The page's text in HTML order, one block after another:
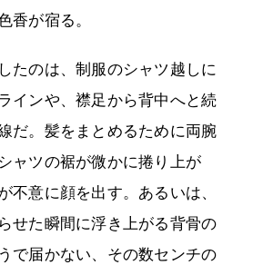
香が宿る。
たのは、制服のシャツ越しに
インや、襟足から背中へと続
だ。髪をまとめるために両腕
ャツの裾が微かに捲り上が
不意に顔を出す。あるいは、
せた瞬間に浮き上がる背骨の
で届かない、その数センチの